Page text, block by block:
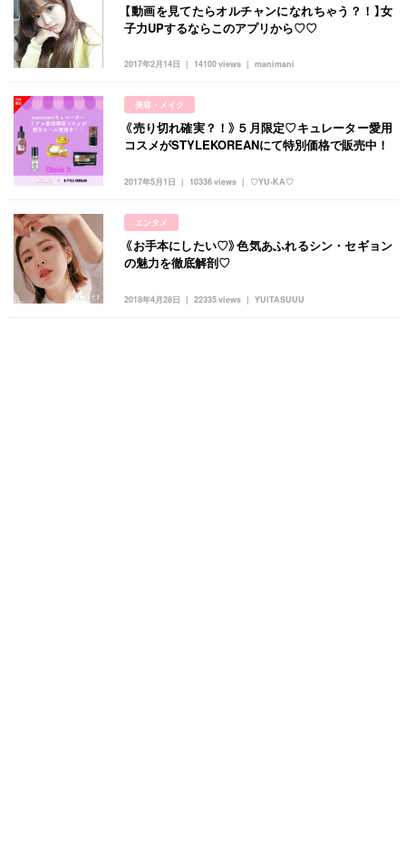
2017年2月14日 manimani
14100 views
【動画を見てたらオルチャンになれちゃう？！】女
子力UPするならこのアプリから♡♡
美容・メイク
2017年5月1日 ♡YU-KA♡
10336 views
《売り切れ確実？！》５月限定♡キュレーター愛用
コスメがSTYLEKOREANにて特別価格で販売中！
エンタメ
2018年4月28日 YUITASUUU
22335 views
《お手本にしたい♡》色気あふれるシン・セギョン
の魅力を徹底解剖♡